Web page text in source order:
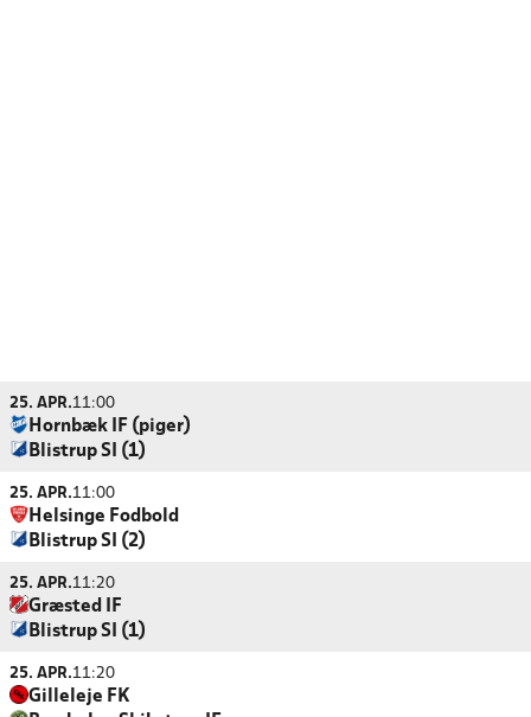
25. APR.11:00
Hornbæk IF (piger)
Blistrup SI (1)
25. APR.11:00
Helsinge Fodbold
Blistrup SI (2)
25. APR.11:20
Græsted IF
Blistrup SI (1)
25. APR.11:20
Gilleleje FK